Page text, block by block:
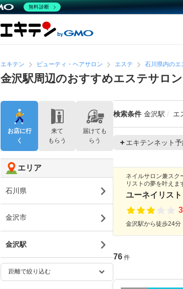
エキテン ビューティ・ヘアサロン エステ 石川県内のエ
金沢駅周辺のおすすめエステサロン
検索条件 金沢駅 エ
エキテンネット予
ネイルサロン兼スク
リストの夢を叶えま
ユーネイリスト
金沢駅から徒歩24分
76 件
お店に行
く
来て
もらう
届けても
らう
エリア
石川県
金沢市
金沢駅
無料診断